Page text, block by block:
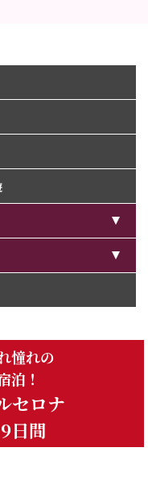
憧れの
泊！
セロナ
日間